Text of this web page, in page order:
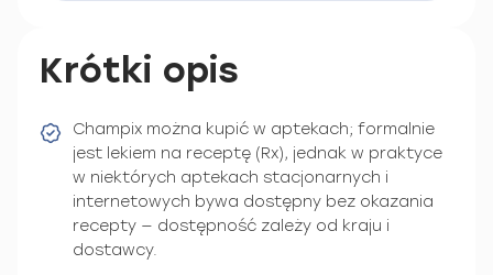
Krótki opis
Champix można kupić w aptekach; formalnie
jest lekiem na receptę (Rx), jednak w praktyce
w niektórych aptekach stacjonarnych i
internetowych bywa dostępny bez okazania
recepty — dostępność zależy od kraju i
dostawcy.